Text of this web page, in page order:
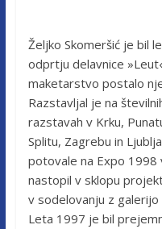
Željko Skomeršić je bil
odprtju delavnice
maketarstvo postalo
Razstavljal je na
razstavah v Krku,
Splitu, Zagrebu in
potovale na Expo 1998
nastopil v sklopu
v sodelovanju z
Leta 1997 je bil